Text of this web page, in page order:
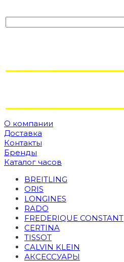
О компании
Доставка
Контакты
Бренды
Каталог часов
BREITLING
ORIS
LONGINES
RADO
FREDERIQUE CONSTANT
CERTINA
TISSOT
CALVIN KLEIN
АКСЕССУАРЫ